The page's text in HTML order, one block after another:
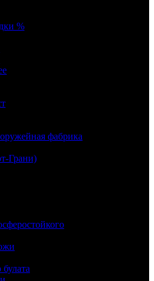
%
фабрика
Грани)